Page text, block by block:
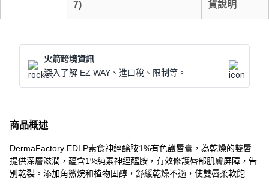
7)
貨說明
火箭跨境資訊
深入了解 EZ WAY、進口稅、限制等。
商品概述
DermaFactory EDLP素食神經醯胺1%有色護唇膏，為乾燥的雙唇
提供深層滋潤，蘊含1%純素神經醯胺，有效修護唇部肌膚屏障，告
別乾裂。添加角鯊烷和植物固醇，舒緩乾燥不適，使雙唇柔軟飽